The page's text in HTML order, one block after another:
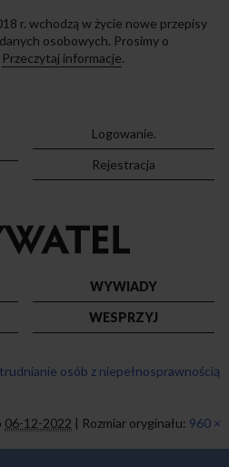
r. wchodzą w życie nowe przepisy
osobowych. Prosimy o
Przeczytaj informacje.
Logowanie.
Rejestracja
strony
WYWIADY
WESPRZYJ
osób z niepełnosprawnością
06-12-2022 | Rozmiar oryginału: 960 ×